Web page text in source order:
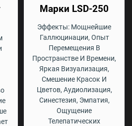
Марки LSD-250
Эффекты: Мощнейшие
Галлюцинации, Опыт
Перемещения В
Пространстве И Времени,
Яркая Визуализация,
Смешение Красок И
Цветов, Аудиолизация,
Синестезия, Эмпатия,
Ощущение
Телепатических